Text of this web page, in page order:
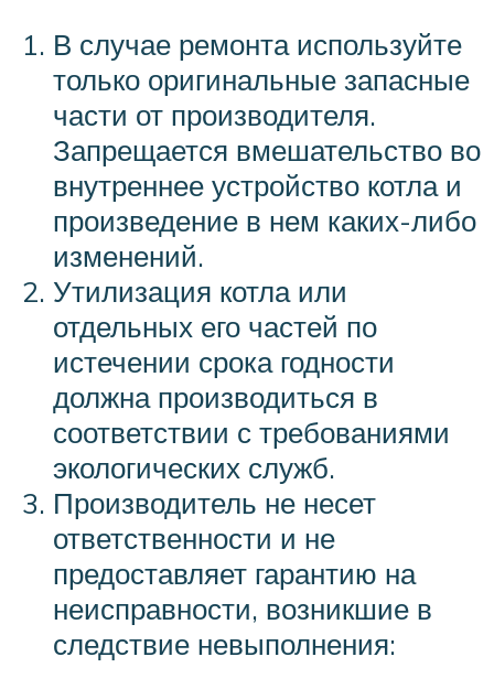
В случае ремонта используйте
только оригинальные запасные
части от производителя.
Запрещается вмешательство во
внутреннее устройство котла и
произведение в нем каких-либо
изменений.
Утилизация котла или
отдельных его частей по
истечении срока годности
должна производиться в
соответствии с требованиями
экологических служб.
Производитель не несет
ответственности и не
предоставляет гарантию на
неисправности, возникшие в
следствие невыполнения: